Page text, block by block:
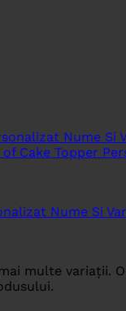
Nume Si
multe variații.